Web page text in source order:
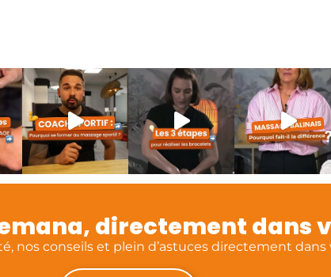
directement dans
nos conseils et plein d’astuces directement